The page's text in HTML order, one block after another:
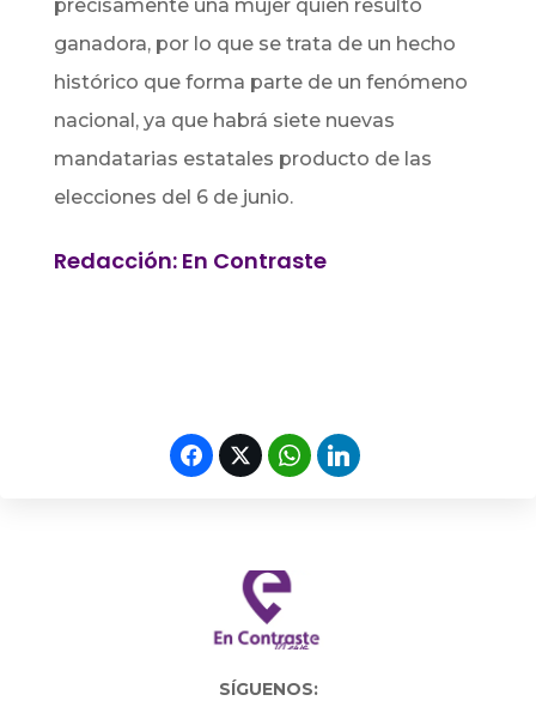
precisamente una mujer quien resultó
ganadora, por lo que se trata de un hecho
histórico que forma parte de un fenómeno
nacional, ya que habrá siete nuevas
mandatarias estatales producto de las
elecciones del 6 de junio.
Redacción: En Contraste
SÍGUENOS: